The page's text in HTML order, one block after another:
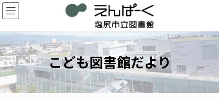
コ
ン
ン
ツ
へ
ス
キ
ッ
プ
ナ
ビ
ー
シ
ョ
ン
に
移
動
こども図書館だより